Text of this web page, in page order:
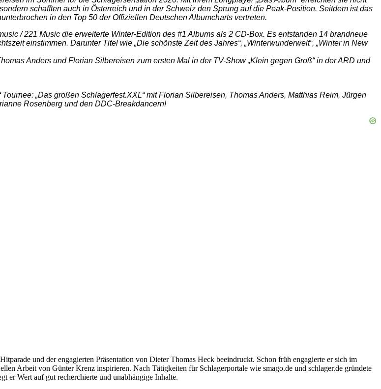
schafften auch in Österreich und in der Schweiz den Sprung auf die Peak-Position. Seitdem ist das
in den Top 50 der Offiziellen Deutschen Albumcharts vertreten.
/ 221 Music die erweiterte Winter-Edition des #1 Albums als 2 CD-Box. Es entstanden 14 brandneue
einstimmen. Darunter Titel wie „Die schönste Zeit des Jahres“, „Winterwunderwelt“, „Winter in New
Anders und Florian Silbereisen zum ersten Mal in der TV-Show „Klein gegen Groß“ in der ARD und
„Das großen Schlagerfest.XXL“ mit Florian Silbereisen, Thomas Anders, Matthias Reim, Jürgen
Rosenberg und den DDC-Breakdancern!
und der engagierten Präsentation von Dieter Thomas Heck beeindruckt. Schon früh engagierte er sich im
Arbeit von Günter Krenz inspirieren. Nach Tätigkeiten für Schlagerportale wie smago.de und schlager.de gründete
er Wert auf gut recherchierte und unabhängige Inhalte.